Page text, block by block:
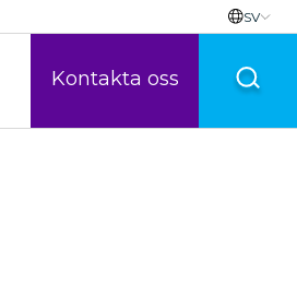
SV
Kontakta oss